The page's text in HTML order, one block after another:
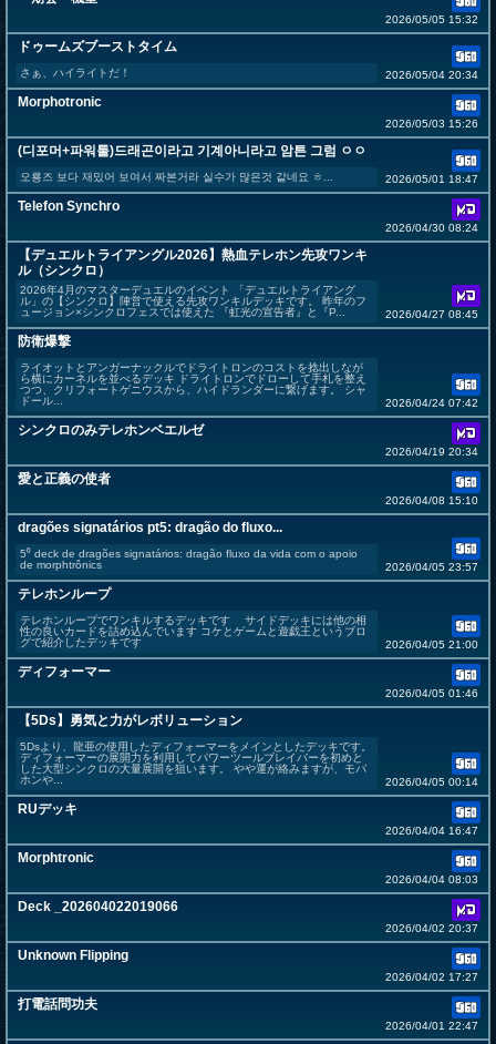
2026/05/05 15:32
ドゥームズブーストタイム
さぁ、ハイライトだ！ 2026/05/04 20:34
Morphotronic
2026/05/03 15:26
(디포머+파워툴)드래곤이라고 기계아니라고 암튼 그럼 ㅇㅇ
오룡즈 보다 재밌어 보여서 짜본거라 실수가 많은것 같네요 ㅎ... 2026/05/01 18:47
Telefon Synchro
2026/04/30 08:24
【デュエルトライアングル2026】熱血テレホン先攻ワンキ
ル（シンクロ）
2026年4月のマスターデュエルのイベント 「デュエルトライアング
ル」の【シンクロ】陣営で使える先攻ワンキルデッキです。 昨年のフ
ュージョン×シンクロフェスでは使えた 『虹光の宣告者』と『P...
2026/04/27 08:45
防衛爆撃
ライオットとアンガーナックルでドライトロンのコストを捻出しなが
ら横にカーネルを並べるデッキ ドライトロンでドローして手札を整え
つつ、クリフォートゲニウスから、ハイドランダーに繋げます。 シャ
ドール...
2026/04/24 07:42
シンクロのみテレホンベエルゼ
2026/04/19 20:34
愛と正義の使者
2026/04/08 15:10
dragões signatários pt5: dragão do fluxo...
5⁰ deck de dragões signatários: dragão fluxo da vida com o apoio
de morphtrônics
2026/04/05 23:57
テレホンループ
テレホンループでワンキルするデッキです サイドデッキには他の相
性の良いカードを詰め込んでいます コケとゲームと遊戯王というブロ
グで紹介したデッキです
2026/04/05 21:00
ディフォーマー
2026/04/05 01:46
【5Ds】勇気と力がレボリューション
5Dsより、龍亜の使用したディフォーマーをメインとしたデッキです。
ディフォーマーの展開力を利用してパワーツールブレイバーを初めと
した大型シンクロの大量展開を狙います。 やや運が絡みますが、モバ
ホンや...
2026/04/05 00:14
RUデッキ
2026/04/04 16:47
Morphtronic
2026/04/04 08:03
Deck _202604022019066
2026/04/02 20:37
Unknown Flipping
2026/04/02 17:27
打電話問功夫
2026/04/01 22:47